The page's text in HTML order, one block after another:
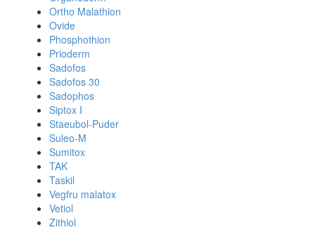
Ortho Malathion
Ovide
Phosphothion
Prioderm
Sadofos
Sadofos 30
Sadophos
Siptox I
Staeubol-Puder
Suleo-M
Sumitox
TAK
Taskil
Vegfru malatox
Vetiol
Zithiol